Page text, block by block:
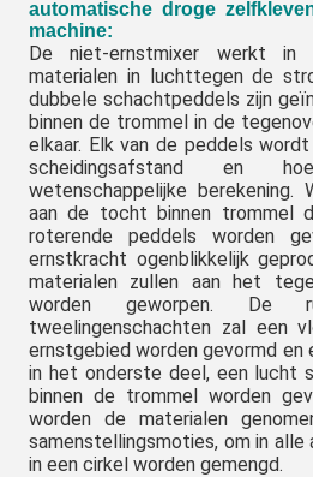
automatische droge
machine:
De niet-ernstmixer werkt
materialen in luchttegen de
dubbele schachtpeddels zijn
binnen de trommel in de
elkaar. Elk van de peddels
scheidingsafstand en
wetenschappelijke berekening.
aan de tocht binnen trommel
roterende peddels worden
ernstkracht ogenblikkelijk
materialen zullen aan het
worden geworpen. De
tweelingenschachten zal een
ernstgebied worden gevormd
in het onderste deel, een lucht
binnen de trommel worden
worden de materialen
samenstellingsmoties, om in alle
in een cirkel worden gemengd.